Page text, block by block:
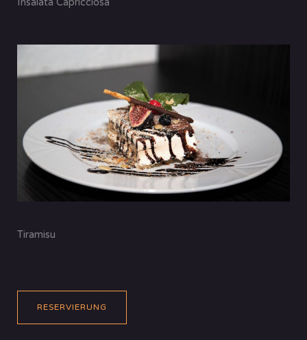
Tiramisu
RESERVIERUNG